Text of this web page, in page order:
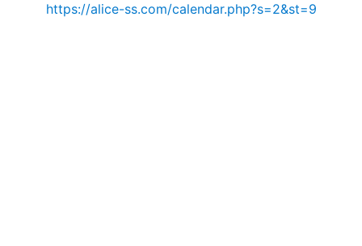
https://alice-ss.com/calendar.php?s=2&st=9